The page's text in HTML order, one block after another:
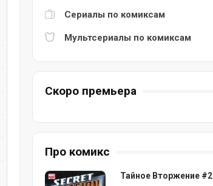
Сериалы по комиксам
Мультсериалы по комиксам
Скоро премьера
Про комикс
Тайное Вторжение #2